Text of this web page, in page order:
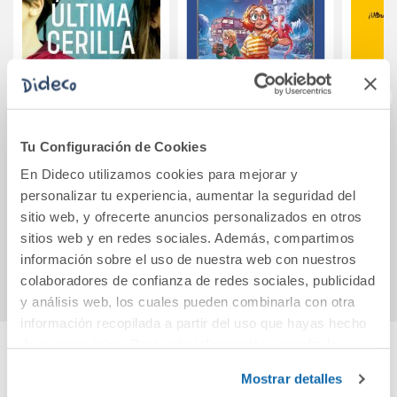
Tu Configuración de Cookies
En Dideco utilizamos cookies para mejorar y
personalizar tu experiencia, aumentar la seguridad del
sitio web, y ofrecerte anuncios personalizados en otros
sitios web y en redes sociales. Además, compartimos
información sobre el uso de nuestra web con nuestros
colaboradores de confianza de redes sociales, publicidad
y análisis web, los cuales pueden combinarla con otra
información recopilada a partir del uso que hayas hecho
Mostrar detalles
2. PERO ¿QUÉ
PASA?
14,00€
Comprar
mágico de Elfie 5:
Los reflejos de
Walpurgis
20,95€
Comprar
Cuéntanos tu opinión